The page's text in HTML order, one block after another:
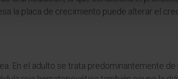
la placa de crecimiento puede alterar el
En el adulto se trata predominantemente de